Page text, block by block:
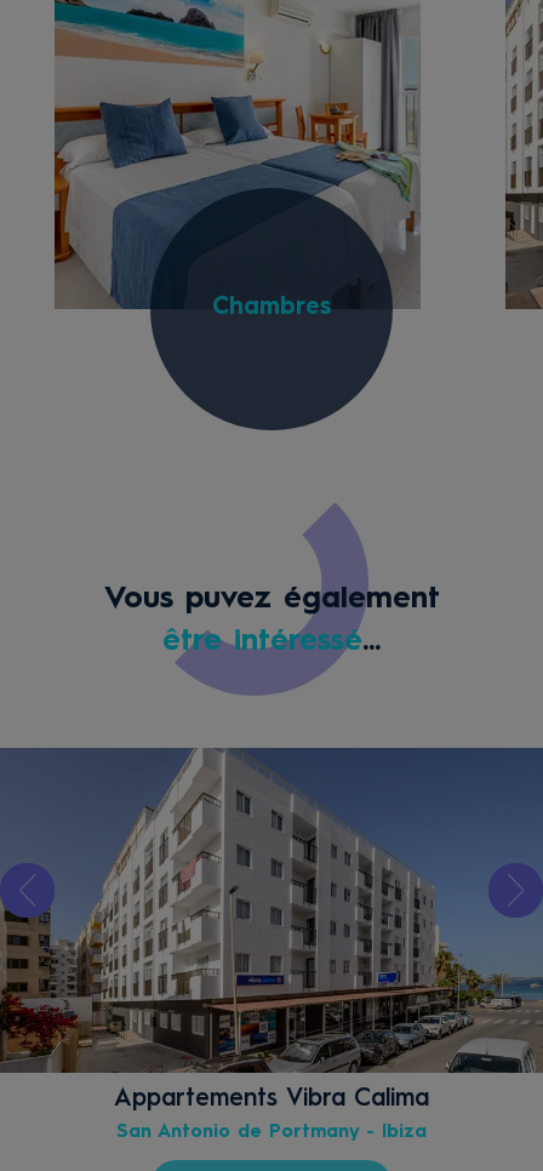
Chambres
Vous puvez également
être intéressé...
Appartements Vibra Calima
San Antonio de Portmany - Ibiza